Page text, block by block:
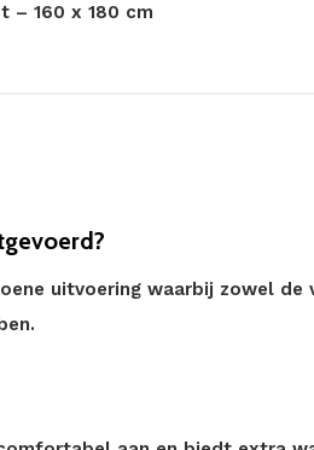
– 160 x 180 cm
uitvoering waarbij zowel de